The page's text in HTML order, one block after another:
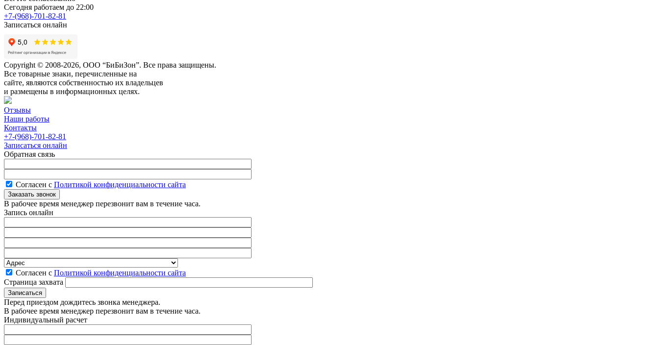
Сегодня работаем до 22:00
+7-(968)-701-82-81
Записаться онлайн
Copyright © 2008-2026, ООО “БиБиЗон”. Все права защищены.
Все товарные знаки, перечисленные на
сайте, являются собственностью их владельцев
и размещены в информационных целях.
Отзывы
Наши работы
Контакты
+7-(968)-701-82-81
Записаться онлайн
Обратная связь
Согласен с Политикой конфиденциальности сайта
В рабочее время менеджер перезвонит вам в течение часа.
Запись онлайн
Согласен с Политикой конфиденциальности сайта
Страница захвата
Перед приездом дождитесь звонка менеджера.
В рабочее время менеджер перезвонит вам в течение часа.
Индивидуальный расчет